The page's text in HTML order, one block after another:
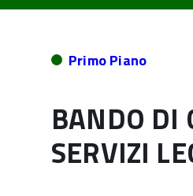
Primo Piano
BANDO DI
SERVIZI